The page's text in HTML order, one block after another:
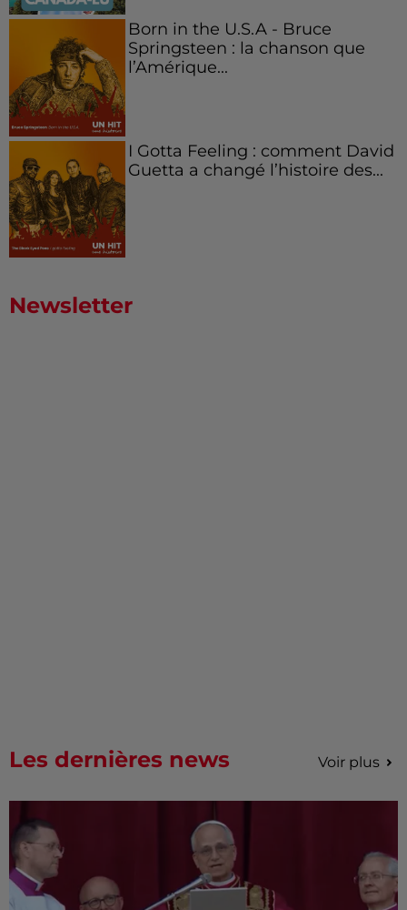
Born in the U.S.A - Bruce
Springsteen : la chanson que
l’Amérique...
I Gotta Feeling : comment David
Guetta a changé l’histoire des...
Newsletter
Les dernières news Voir plus